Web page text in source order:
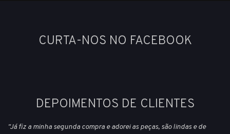
CURTA-NOS NO FACEBOOK
DEPOIMENTOS DE CLIENTES
"Já fiz a minha segunda compra e adorei as peças, são lindas e de